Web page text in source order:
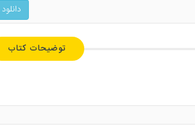
توضیحات کتاب